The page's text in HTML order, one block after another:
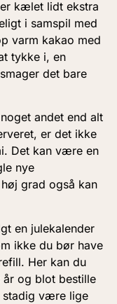
kælet lidt ekstra
i samspil med
varm kakao med
tykke i, en
det bare
andet end alt
er det ikke
Det kan være en
nye
grad også kan
en julekalender
ikke du bør have
Her kan du
og blot bestille
stadig være lige